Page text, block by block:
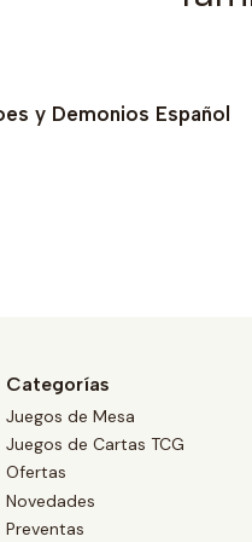
y Demonios Español
Categorías
Juegos de Mesa
Juegos de Cartas TCG
Ofertas
Novedades
Preventas